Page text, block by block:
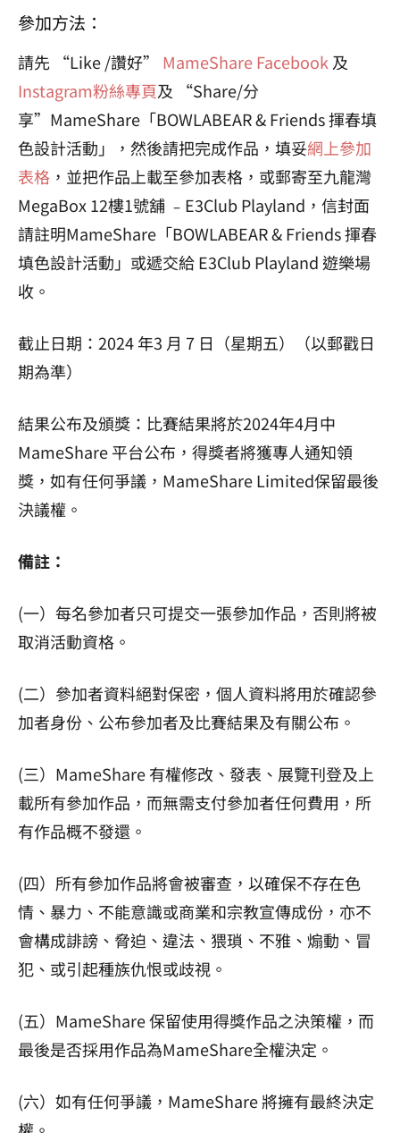
參加方法：
請先 “Like /讚好” MameShare Facebook 及
Instagram粉絲專頁及 “Share/分
享”MameShare「BOWLABEAR & Friends 揮春填
色設計活動」，然後請把完成作品，填妥網上參加
表格 ，並把作品上載至參加表格，或郵寄至九龍灣
MegaBox 12樓1號舖 ﹣E3Club Playland，信封面
請註明MameShare「BOWLABEAR & Friends 揮春
填色設計活動」或遞交給 E3Club Playland 遊樂場
收。
截止日期：2024 年3 月 7 日（星期五）（以郵戳日
期為準）
結果公布及頒獎：比賽結果將於2024年4月中
MameShare 平台公布，得獎者將獲專人通知領
獎，如有任何爭議，MameShare Limited保留最後
決議權。
備註：
(一）每名參加者只可提交一張參加作品，否則將被
取消活動資格。
(二）參加者資料絕對保密，個人資料將用於確認參
加者身份、公布參加者及比賽結果及有關公布。
(三）MameShare 有權修改、發表、展覽刊登及上
載所有參加作品，而無需支付參加者任何費用，所
有作品概不發還。
(四）所有參加作品將會被審查，以確保不存在色
情、暴力、不能意識或商業和宗教宣傳成份，亦不
會構成誹謗、脅迫、違法、猥瑣、不雅、煽動、冒
犯、或引起種族仇恨或歧視。
(五）MameShare 保留使用得獎作品之決策權，而
最後是否採用作品為MameShare全權決定。
(六）如有任何爭議，MameShare 將擁有最終決定